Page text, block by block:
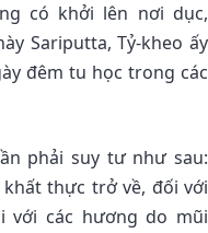
có khởi lên nơi dục,
Sariputta, Tỷ-kheo ấy
đêm tu học trong các
phải suy tư như sau:
thực trở về, đối với
với các hương do mũi